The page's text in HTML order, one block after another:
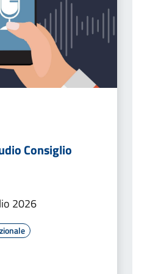
Consiglio
2026